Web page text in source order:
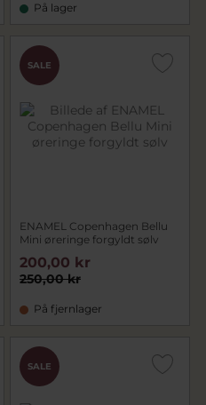
På lager
SALE
ENAMEL Copenhagen Bellu
Mini øreringe forgyldt sølv
250,00 kr
200,00 kr
På fjernlager
SALE